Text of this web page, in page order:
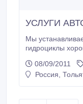
УСЛУГИ
Мы
гидроциклы
автомагнитол -
усилителей -
08/09/2011
Россия,